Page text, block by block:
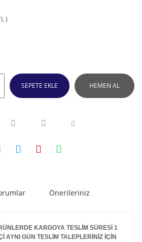
)
SEPETE EKLE HEMEN AL
Önerileriniz
KARGOYA TESLİM SÜRESİ 1
AYNI GÜN TESLİM TALEPLERİNİZ İÇİN